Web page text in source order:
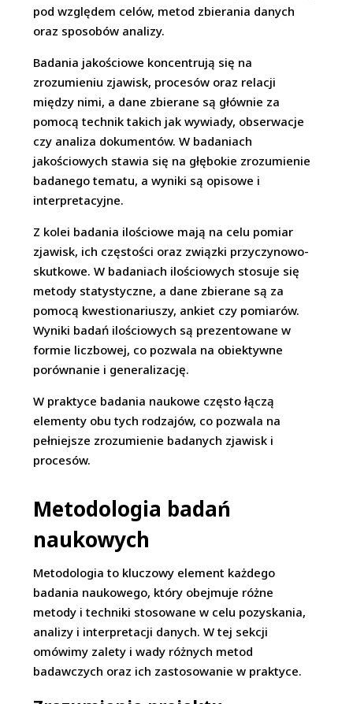
pod względem celów, metod zbierania danych
oraz sposobów analizy.
Badania jakościowe koncentrują się na
zrozumieniu zjawisk, procesów oraz relacji
między nimi, a dane zbierane są głównie za
pomocą technik takich jak wywiady, obserwacje
czy analiza dokumentów. W badaniach
jakościowych stawia się na głębokie zrozumienie
badanego tematu, a wyniki są opisowe i
interpretacyjne.
Z kolei badania ilościowe mają na celu pomiar
zjawisk, ich częstości oraz związki przyczynowo-
skutkowe. W badaniach ilościowych stosuje się
metody statystyczne, a dane zbierane są za
pomocą kwestionariuszy, ankiet czy pomiarów.
Wyniki badań ilościowych są prezentowane w
formie liczbowej, co pozwala na obiektywne
porównanie i generalizację.
W praktyce badania naukowe często łączą
elementy obu tych rodzajów, co pozwala na
pełniejsze zrozumienie badanych zjawisk i
procesów.
Metodologia badań
naukowych
Metodologia to kluczowy element każdego
badania naukowego, który obejmuje różne
metody i techniki stosowane w celu pozyskania,
analizy i interpretacji danych. W tej sekcji
omówimy zalety i wady różnych metod
badawczych oraz ich zastosowanie w praktyce.